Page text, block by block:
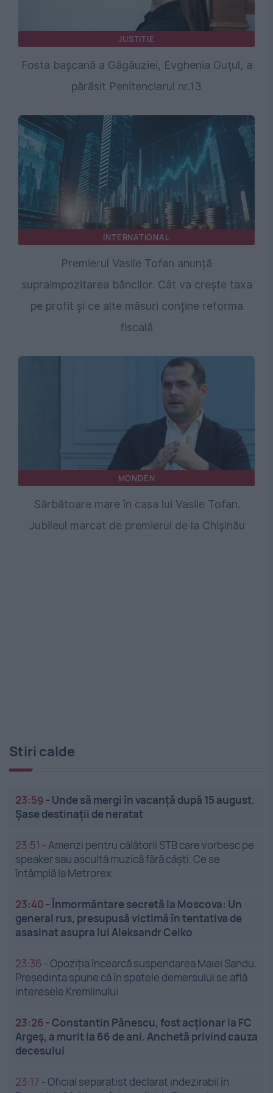
JUSTITIE
Fosta başcană a Găgăuziei, Evghenia Guţul, a
părăsit Penitenciarul nr.13
INTERNATIONAL
Premierul Vasile Tofan anunță
supraimpozitarea băncilor. Cât va crește taxa
pe profit și ce alte măsuri conține reforma
fiscală
MONDEN
Sărbătoare mare în casa lui Vasile Tofan.
Jubileul marcat de premierul de la Chişinău
Stiri calde
23:59 - Unde să mergi în vacanță după 15 august.
Șase destinații de neratat
23:51 -Amenzi pentru călătorii STB care vorbesc pe
speaker sau ascultă muzică fără căști. Ce se
întâmplă la Metrorex
23:40 -Înmormântare secretă la Moscova: Un
general rus, presupusă victimă în tentativa de
asasinat asupra lui Aleksandr Ceiko
23:36 -Opoziția încearcă suspendarea Maiei Sandu.
Președinta spune că în spatele demersului se află
interesele Kremlinului
23:26 -Constantin Pănescu, fost acționar la FC
Argeș, a murit la 66 de ani. Anchetă privind cauza
decesului
23:17 -Oficial separatist declarat indezirabil în